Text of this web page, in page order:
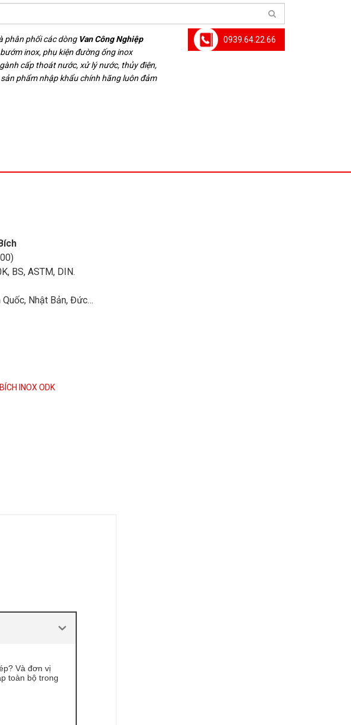
phân phối các dòng Van Công Nghiệp
inox, phụ kiện đường ống inox
cấp thoát nước, xử lý nước, thủy điện,
phẩm nhập khẩu chính hãng luôn đảm
0939.64.22.66
BS, ASTM, DIN.
Quốc, Nhật Bản, Đức…
INOX ODK
Và đơn vị
toàn bộ trong